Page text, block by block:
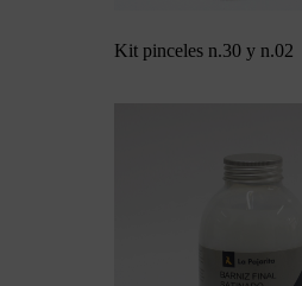
Kit pinceles n.30 y n.02